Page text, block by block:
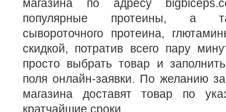
магазина по адресу
популярные протеины, а
сывороточного протеина,
скидкой, потратив всего пару
просто выбрать товар и
поля онлайн-заявки. По желанию
магазина доставят товар по
кратчайшие сроки.